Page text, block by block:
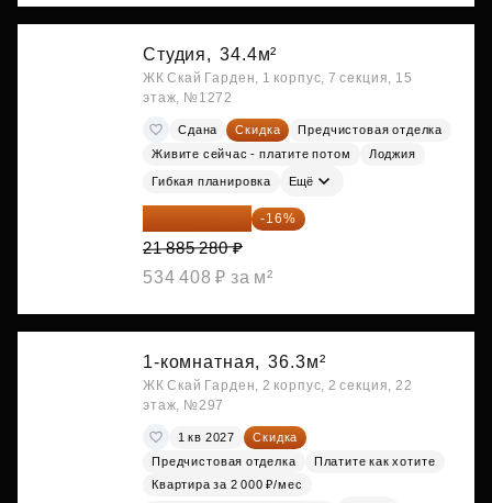
Студия, 34.4м²
ЖК Скай Гарден, 1 корпус, 7 секция, 15
этаж, №1272
Сдана Скидка
Предчистовая отделка
Живите сейчас - платите потом
Лоджия
Гибкая планировка Ещё
18 383 635 ₽ -16%
21 885 280 ₽
534 408 ₽ за м²
1-комнатная, 36.3м²
ЖК Скай Гарден, 2 корпус, 2 секция, 22
этаж, №297
1 кв 2027
Скидка
Предчистовая отделка
Платите как хотите
Квартира за 2 000 ₽/мес